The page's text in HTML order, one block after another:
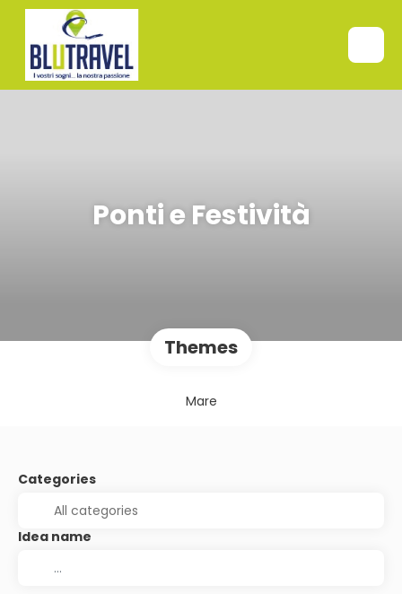
Ponti e Festività
Themes
Mare
Categories
Idea name